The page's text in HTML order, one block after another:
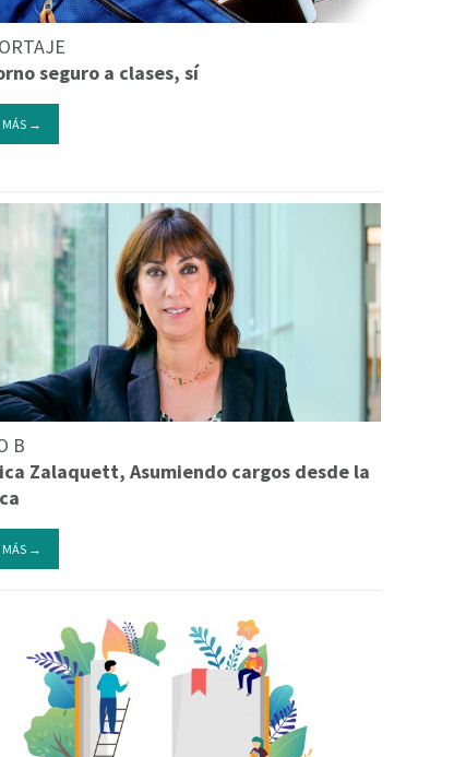
seguro a clases, sí
MÁS →
B
Zalaquett, Asumiendo cargos desde la
MÁS →